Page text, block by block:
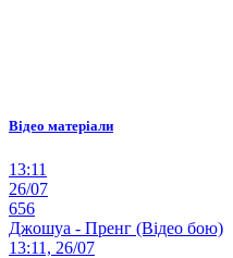
Відео матеріали
13:11
26/07
656
Джошуа - Пренг (Відео бою)
13:11, 26/07